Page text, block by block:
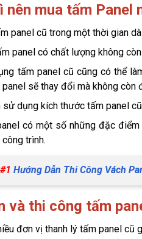
nên mua tấm Panel
panel cũ trong một thời gian
panel có chất lượng không
tấm panel cũ cũng có thể
sẽ thay đổi mà không còn
sử dụng kích thước tấm panel
có một số những đặc
trình.
Hướng Dẫn Thi Công Vách
và thi công tấm
đơn vị thanh lý tấm panel cũ